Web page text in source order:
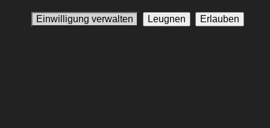
Einwilligung verwalten Leugnen Erlauben